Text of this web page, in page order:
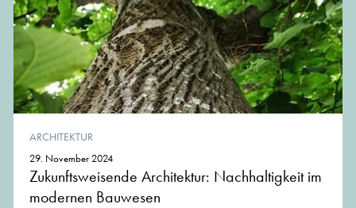
ARCHITEKTUR
29. November 2024
Zukunftsweisende Architektur: Nachhaltigkeit im
modernen Bauwesen